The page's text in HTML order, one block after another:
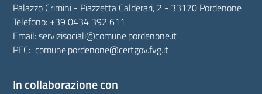
Palazzo Crimini - Piazzetta Calderari, 2 - 33170 Pordenone
Telefono: +39 0434 392 611
Email:servizisociali@comune.pordenone.it
PEC: comune.pordenone@certgov.fvg.it
In collaborazione con